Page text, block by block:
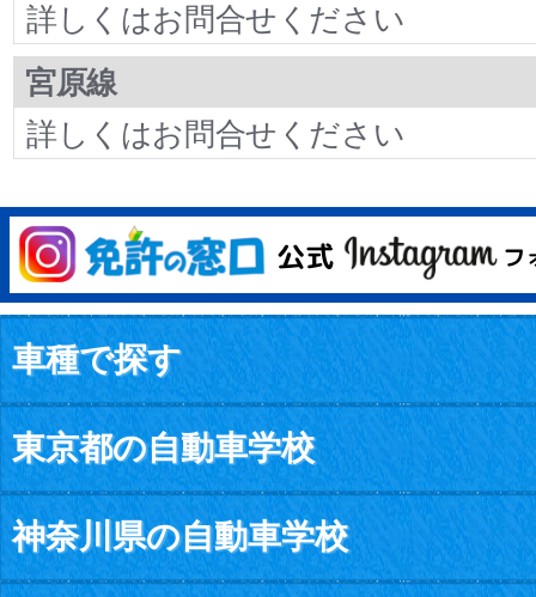
詳しくはお問合せください
宮原線
詳しくはお問合せください
車種で探す
東京都の自動車学校
神奈川県の自動車学校